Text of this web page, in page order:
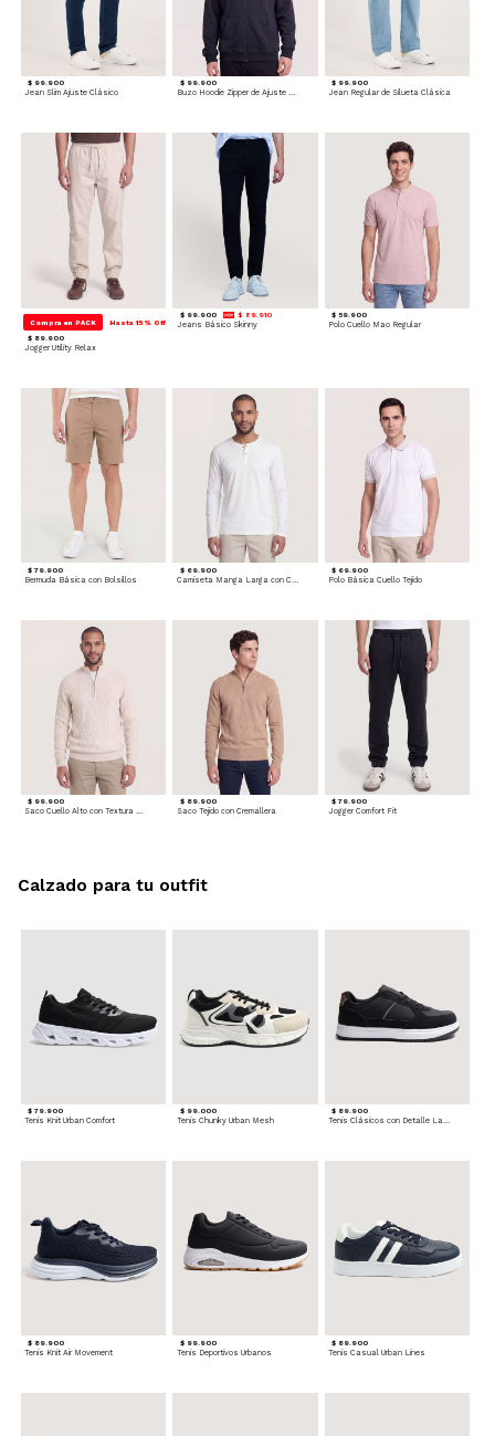
$ 99.900
Jean Slim Ajuste Clásico
$ 99.900
Buzo Hoodie Zipper de Ajuste Cómodo
$ 99.900
Jean Regular de Silueta Clásica
Compra en PACK Hasta 15% Off
$ 89.900
Jogger Utility Relax
$ 99.900 $ 89.910
Jeans Básico Skinny
$ 59.900
Polo Cuello Mao Regular
$ 79.900
Bermuda Básica con Bolsillos
$ 69.900 $ 69.900
Polo Básica Cuello Tejido
$ 99.900
Saco Cuello Alto con Textura Trenzada
$ 89.900
Saco Tejido con Cremallera
$ 79.900
Jogger Comfort Fit
$ 79.900
Tenis Knit Urban Comfort
$ 99.000
Tenis Chunky Urban Mesh
$ 89.900
Tenis Clásicos con Detalle Lateral
$ 89.900
Tenis Knit Air Movement
$ 99.900
Tenis Deportivos Urbanos
$ 89.900
Tenis Casual Urban Lines
Calzado para tu outfit